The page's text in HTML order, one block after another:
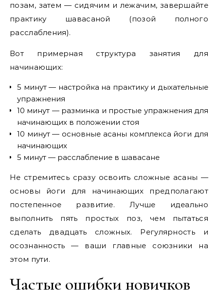
позам, затем — сидячим и лежачим, завершайте
практику шавасаной (позой полного
расслабления).
Вот примерная структура занятия для
начинающих:
5 минут — настройка на практику и дыхательные
упражнения
10 минут — разминка и простые упражнения для
начинающих в положении стоя
10 минут — основные асаны комплекса йоги для
начинающих
5 минут — расслабление в шавасане
Не стремитесь сразу освоить сложные асаны —
основы йоги для начинающих предполагают
постепенное развитие. Лучше идеально
выполнить пять простых поз, чем пытаться
сделать двадцать сложных. Регулярность и
осознанность — ваши главные союзники на
этом пути.
Частые ошибки новичков